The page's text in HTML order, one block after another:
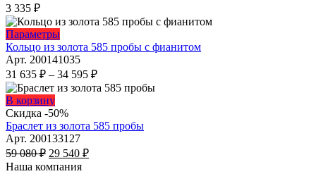
товара.
вариаций.
Опции
можно
выбрать
на
странице
товара.
3 335 ₽
ПараметрыЭтот
товар
имеет
несколько
вариаций.
можно
выбрать
на
странице
товара.
Кольцо из золота 585 пробы с фианитом
Арт. 200141035
31 635 ₽ – 34 595 ₽Диапазон
цен:
–
В корзинуЭтот
товар
имеет
несколько
вариаций.
Опции
Скидка -50%
Браслет из золота 585 пробы
Арт. 200133127
59 080₽ Первоначальная
цена
29 540 ₽Текущая
Наша компания